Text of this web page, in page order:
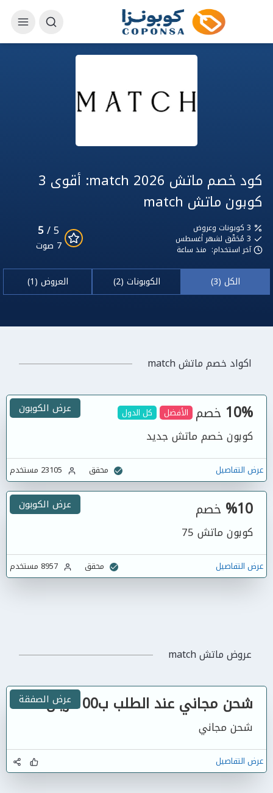
كود خصم ماتش match 2026: أقوى 3
كوبون ماتش match
مُحَقّق لشهر أغسطس
آخر استخدام: منذ ساعة
5 /
5
7 صوت
الكل (3) الكوبونات (2) العروض (1)
اكواد خصم ماتش match
10% خصم الأفضل كل الدول
كوبون خصم ماتش جديد
عرض الكوبون
عرض التفاصيل محقق
%10 خصم
كوبون ماتش 75
عرض الكوبون
عرض التفاصيل محقق
عروض ماتش match
شحن مجاني عند الطلب ب100 ريال
شحن مجاني
عرض الصفقة
عرض التفاصيل